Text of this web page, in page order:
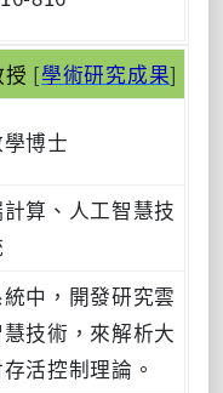
[學術研究成果]
博士
算、人工智慧技
中，開發研究雲
技術，來解析大
活控制理論。